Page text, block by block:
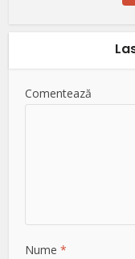
Comentează
Nume*